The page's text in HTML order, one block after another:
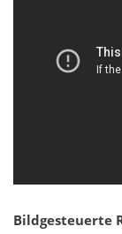
Bildgesteuerte